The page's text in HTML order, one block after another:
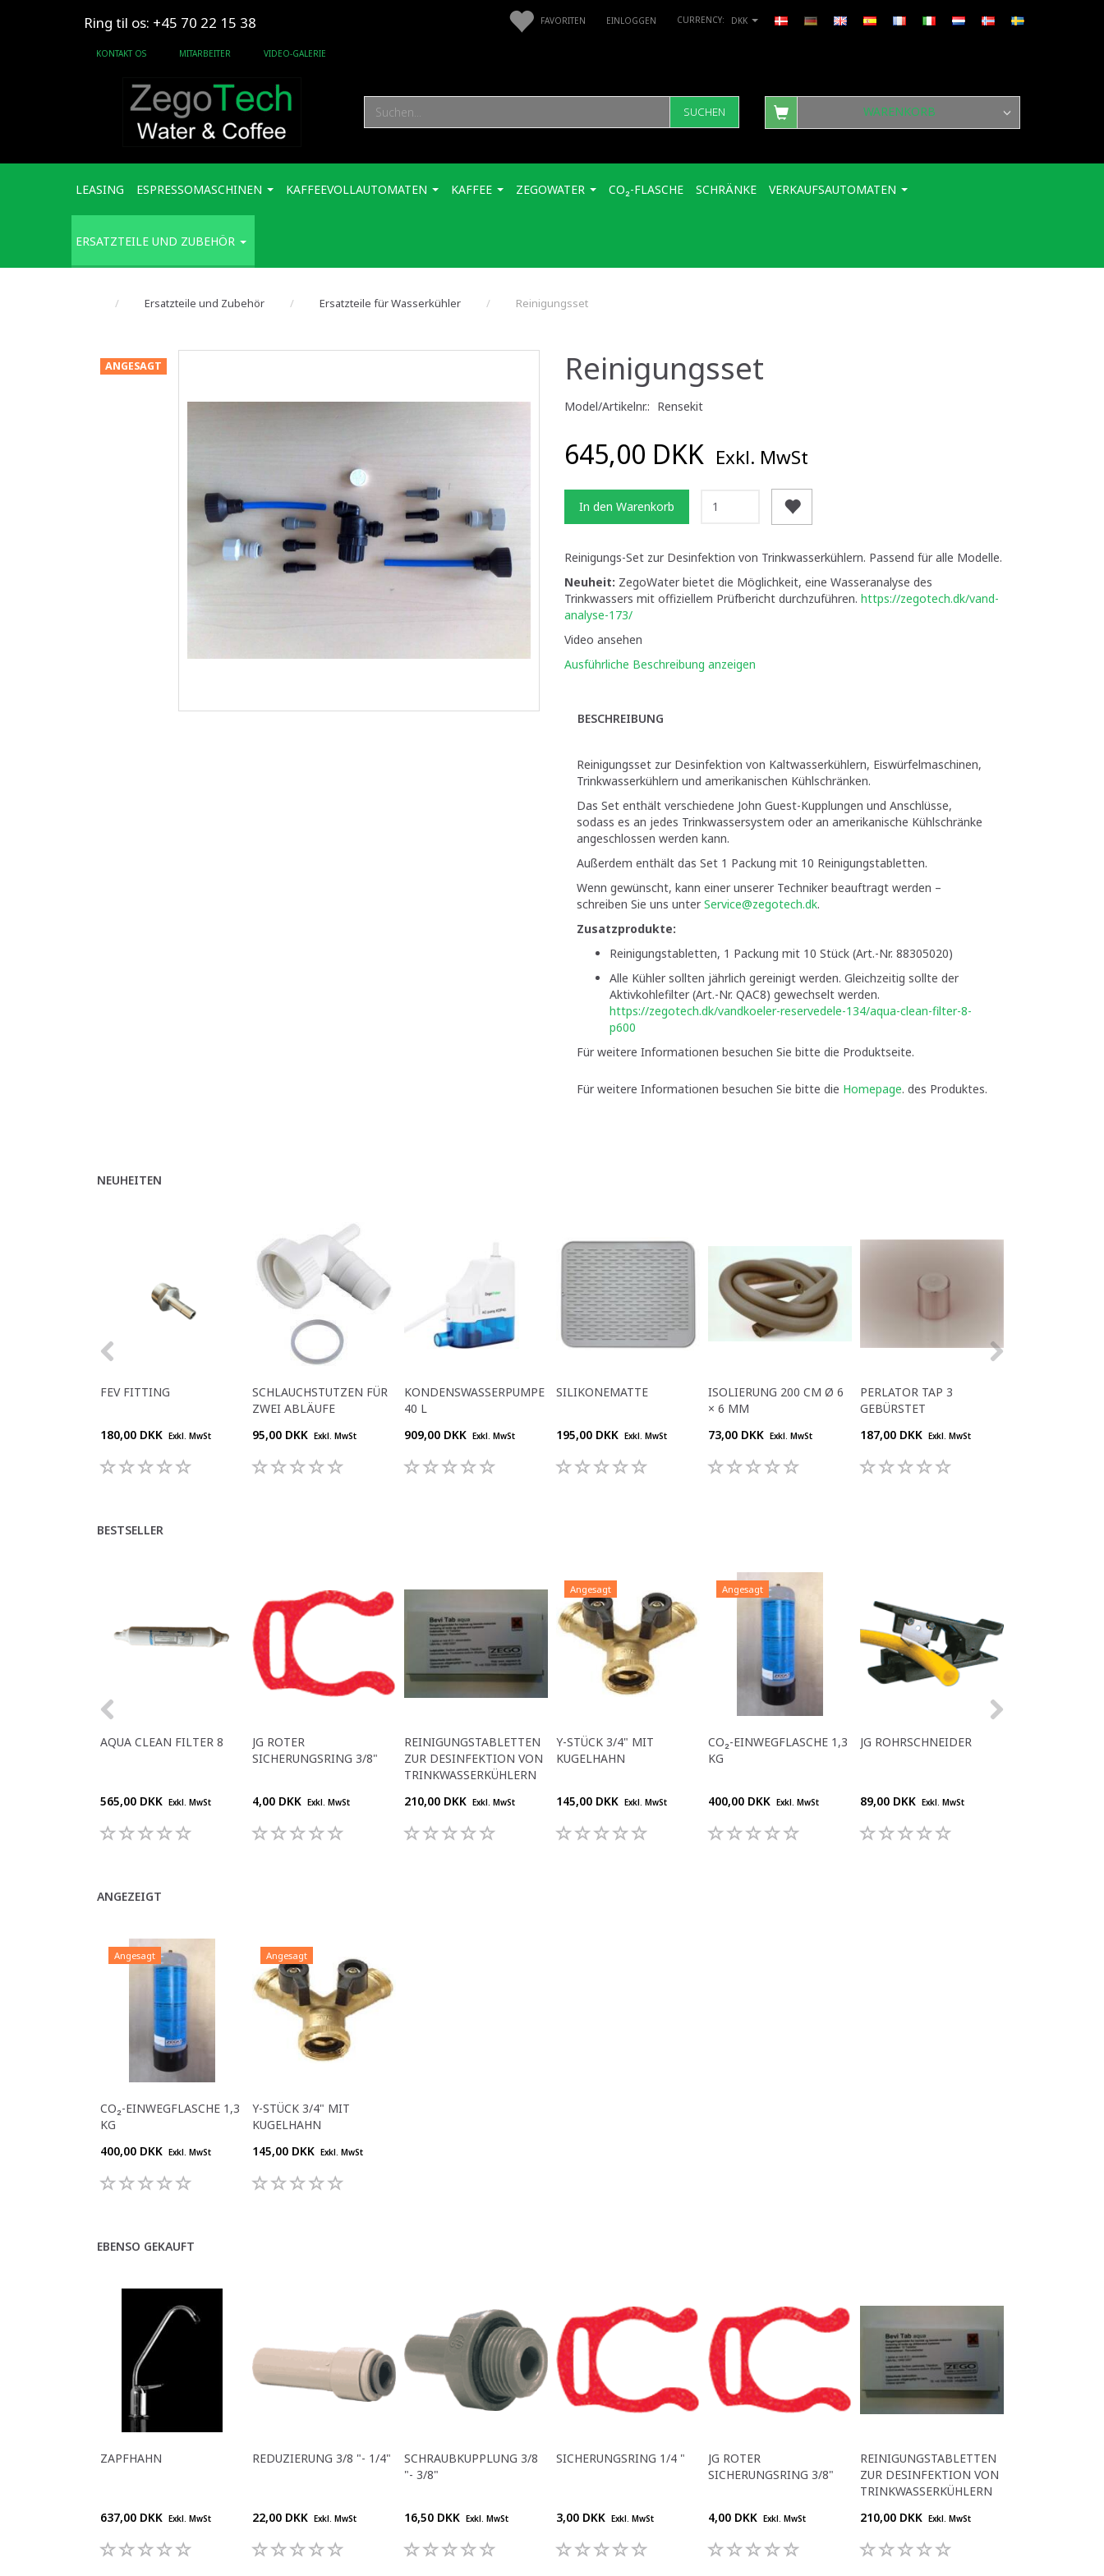
DKK
FAVORITEN EINLOGGEN
Ring til os: +45 70 22 15 38
KONTAKT OS MITARBEITER VIDEO-GALERIE
SUCHEN WARENKORB
LEASING ESPRESSOMASCHINEN KAFFEEVOLLAUTOMATEN KAFFEE ZEGOWATER CO₂-FLASCHE SCHRÄNKE VERKAUFSAUTOMATEN
ERSATZTEILE UND ZUBEHÖR
Ersatzteile und Zubehör Ersatzteile für Wasserkühler Reinigungsset
ANGESAGT Reinigungsset
Model/Artikelnr.: Rensekit
645,00 DKK Exkl. MwSt
In den Warenkorb
Reinigungs-Set zur Desinfektion von Trinkwasserkühlern. Passend für alle Modelle.
Neuheit: ZegoWater bietet die Möglichkeit, eine Wasseranalyse des
Trinkwassers mit offiziellem Prüfbericht durchzuführen. https://zegotech.dk/vand-
analyse-173/
Video ansehen
Ausführliche Beschreibung anzeigen
BESCHREIBUNG
Reinigungsset zur Desinfektion von Kaltwasserkühlern, Eiswürfelmaschinen,
Trinkwasserkühlern und amerikanischen Kühlschränken.
Das Set enthält verschiedene John Guest-Kupplungen und Anschlüsse,
sodass es an jedes Trinkwassersystem oder an amerikanische Kühlschränke
angeschlossen werden kann.
Außerdem enthält das Set 1 Packung mit 10 Reinigungstabletten.
Wenn gewünscht, kann einer unserer Techniker beauftragt werden –
schreiben Sie uns unter Service@zegotech.dk.
Zusatzprodukte:
Reinigungstabletten, 1 Packung mit 10 Stück (Art.-Nr. 88305020)
Alle Kühler sollten jährlich gereinigt werden. Gleichzeitig sollte der
Aktivkohlefilter (Art.-Nr. QAC8) gewechselt werden.
https://zegotech.dk/vandkoeler-reservedele-134/aqua-clean-filter-8-
p600
Für weitere Informationen besuchen Sie bitte die Produktseite.
Für weitere Informationen besuchen Sie bitte die Homepage. des Produktes.
NEUHEITEN
FEV FITTING
180,00 DKK Exkl. MwSt
SCHLAUCHSTUTZEN FÜR
ZWEI ABLÄUFE
95,00 DKK Exkl. MwSt
KONDENSWASSERPUMPE
40 L
909,00 DKK Exkl. MwSt
SILIKONEMATTE
195,00 DKK Exkl. MwSt
ISOLIERUNG 200 CM Ø 6
× 6 MM
73,00 DKK Exkl. MwSt
PERLATOR TAP 3
GEBÜRSTET
187,00 DKK Exkl. MwSt
BESTSELLER
AQUA CLEAN FILTER 8
565,00 DKK Exkl. MwSt
JG ROTER
SICHERUNGSRING 3/8"
4,00 DKK Exkl. MwSt
REINIGUNGSTABLETTEN
ZUR DESINFEKTION VON
TRINKWASSERKÜHLERN
210,00 DKK Exkl. MwSt
Angesagt
Y-STÜCK 3/4" MIT
KUGELHAHN
145,00 DKK Exkl. MwSt
Angesagt
CO₂-EINWEGFLASCHE 1,3
KG
400,00 DKK Exkl. MwSt
JG ROHRSCHNEIDER
89,00 DKK Exkl. MwSt
ANGEZEIGT
Angesagt
CO₂-EINWEGFLASCHE 1,3
KG
400,00 DKK Exkl. MwSt
Angesagt
Y-STÜCK 3/4" MIT
KUGELHAHN
145,00 DKK Exkl. MwSt
EBENSO GEKAUFT
ZAPFHAHN
637,00 DKK Exkl. MwSt
REDUZIERUNG 3/8 "- 1/4"
22,00 DKK Exkl. MwSt
SCHRAUBKUPPLUNG 3/8
"- 3/8"
16,50 DKK Exkl. MwSt
SICHERUNGSRING 1/4 "
3,00 DKK Exkl. MwSt
JG ROTER
SICHERUNGSRING 3/8"
4,00 DKK Exkl. MwSt
REINIGUNGSTABLETTEN
ZUR DESINFEKTION VON
TRINKWASSERKÜHLERN
210,00 DKK Exkl. MwSt